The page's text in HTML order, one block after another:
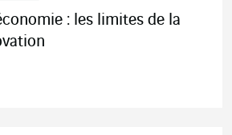
: les limites de la